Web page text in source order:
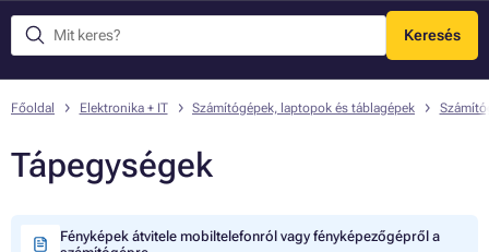
Keresés
Menü
Főoldal Elektronika + IT Számítógépek, laptopok és táblagépek
Tápegységek
Fényképek átvitele mobiltelefonról vagy fényképezőgépről a